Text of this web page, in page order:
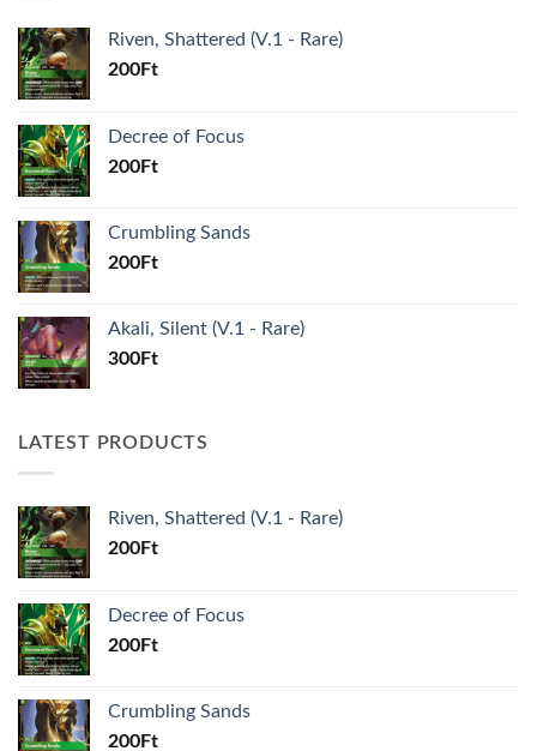
Riven, Shattered (V.1 - Rare)
200Ft
Decree of Focus
200Ft
Crumbling Sands
200Ft
Akali, Silent (V.1 - Rare)
300Ft
LATEST PRODUCTS
Riven, Shattered (V.1 - Rare)
200Ft
Decree of Focus
200Ft
Crumbling Sands
200Ft